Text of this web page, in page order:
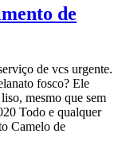
de
de vcs urgente.
fosco? Ele
mesmo que sem
Todo e qualquer
Camelo de